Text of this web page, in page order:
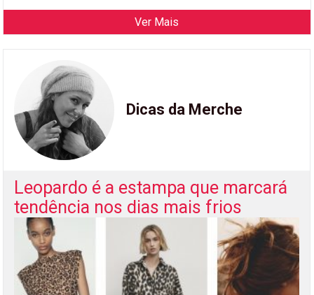
Ver Mais
Dicas da Merche
Leopardo é a estampa que marcará
tendência nos dias mais frios